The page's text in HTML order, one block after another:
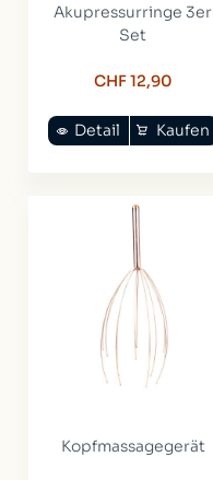
Akupressurringe 3er
Set
CHF 12,90
Kaufen
Detail
Kopfmassagegerät